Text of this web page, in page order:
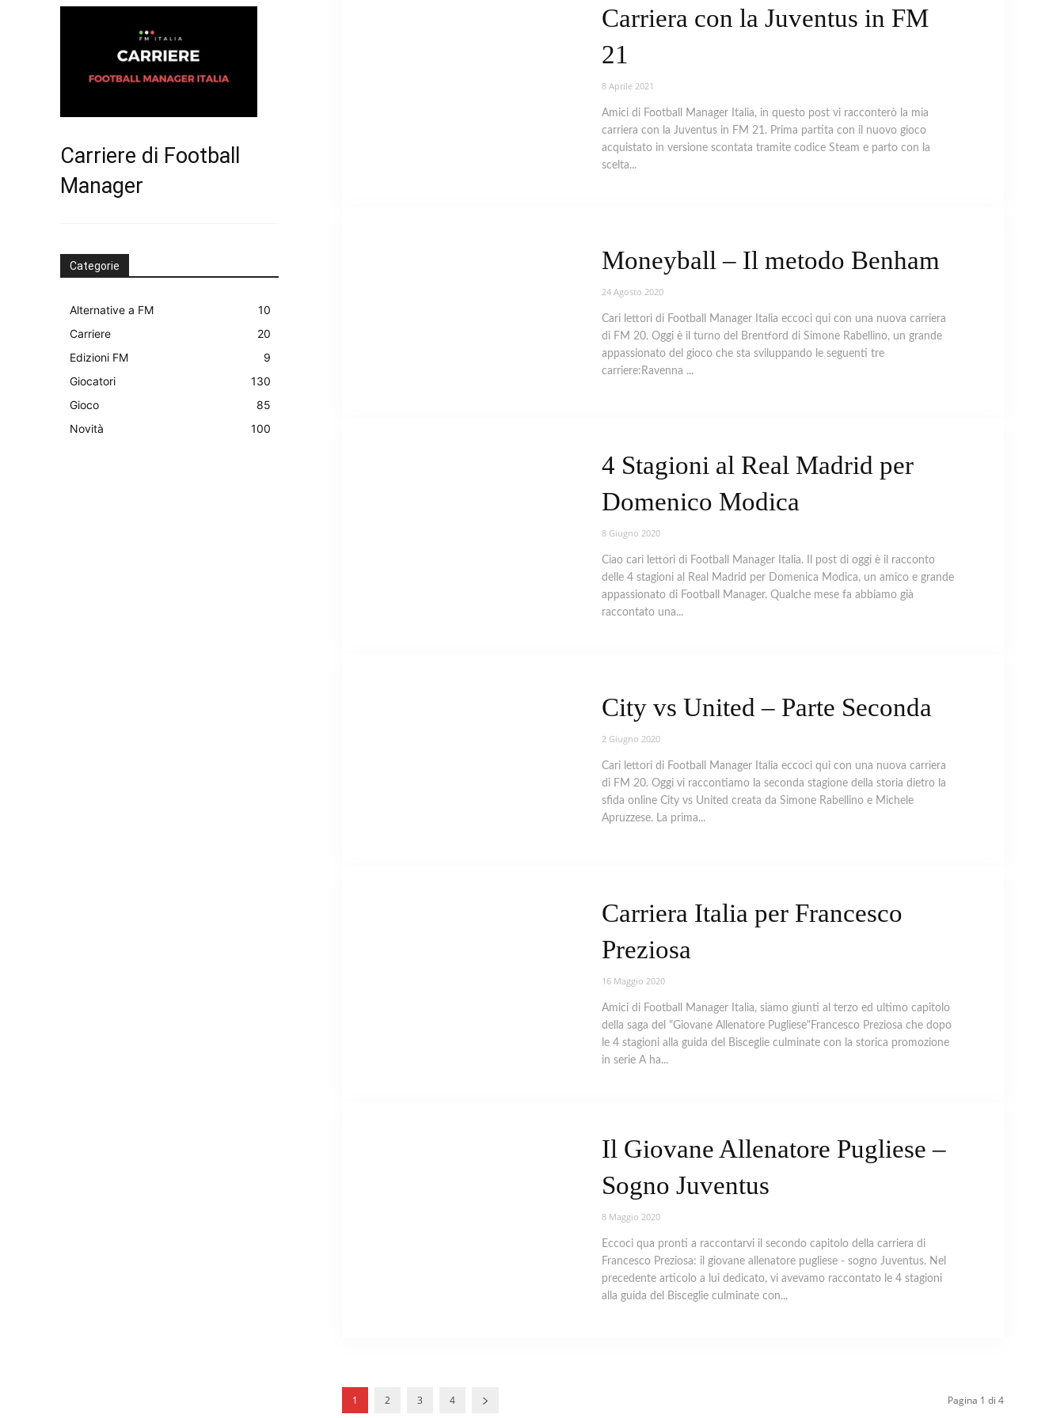
Carriere di Football
Manager
Categorie
Alternative a FM
10
Carriere
20
Edizioni FM
9
Giocatori
130
Gioco
85
Novità
100
Carriera con la Juventus in FM
21
8 Aprile 2021
Amici di Football Manager Italia, in questo post vi racconterò la mia
carriera con la Juventus in FM 21. Prima partita con il nuovo gioco
acquistato in versione scontata tramite codice Steam e parto con la
scelta...
Moneyball – Il metodo Benham
24 Agosto 2020
Cari lettori di Football Manager Italia eccoci qui con una nuova carriera
di FM 20. Oggi è il turno del Brentford di Simone Rabellino, un grande
appassionato del gioco che sta sviluppando le seguenti tre
carriere:Ravenna ...
4 Stagioni al Real Madrid per
Domenico Modica
8 Giugno 2020
Ciao cari lettori di Football Manager Italia. Il post di oggi è il racconto
delle 4 stagioni al Real Madrid per Domenica Modica, un amico e grande
appassionato di Football Manager. Qualche mese fa abbiamo già
raccontato una...
City vs United – Parte Seconda
2 Giugno 2020
Cari lettori di Football Manager Italia eccoci qui con una nuova carriera
di FM 20. Oggi vi raccontiamo la seconda stagione della storia dietro la
sfida online City vs United creata da Simone Rabellino e Michele
Apruzzese. La prima...
Carriera Italia per Francesco
Preziosa
16 Maggio 2020
Amici di Football Manager Italia, siamo giunti al terzo ed ultimo capitolo
della saga del "Giovane Allenatore Pugliese"Francesco Preziosa che dopo
le 4 stagioni alla guida del Bisceglie culminate con la storica promozione
in serie A ha...
Il Giovane Allenatore Pugliese –
Sogno Juventus
8 Maggio 2020
Eccoci qua pronti a raccontarvi il secondo capitolo della carriera di
Francesco Preziosa: il giovane allenatore pugliese - sogno Juventus. Nel
precedente articolo a lui dedicato, vi avevamo raccontato le 4 stagioni
alla guida del Bisceglie culminate con...
1 2 3 4 Pagina 1 di 4